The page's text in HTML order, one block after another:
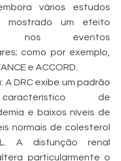
vários estudos
mostrado um efeito
nos eventos
como por exemplo,
e ACCORD.
A DRC exibe um padrão
de
e baixos níveis de
normais de colesterol
A disfunção renal
particularmente o